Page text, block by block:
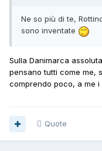
Ne so più di te,
sono inventate
Sulla Danimarca
pensano tutti come me,
comprendo poco, a me
Quote